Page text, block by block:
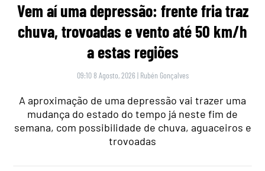
Vem aí uma depressão: frente fria traz
chuva, trovoadas e vento até 50 km/h
a estas regiões
09:10 8 Agosto, 2026 | Rubén Gonçalves
A aproximação de uma depressão vai trazer uma
mudança do estado do tempo já neste fim de
semana, com possibilidade de chuva, aguaceiros e
trovoadas